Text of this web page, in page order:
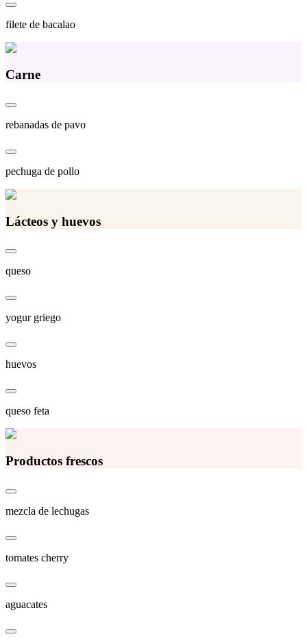
filete de bacalao
Carne
rebanadas de pavo
pechuga de pollo
Lácteos y huevos
queso
yogur griego
huevos
queso feta
Productos frescos
mezcla de lechugas
tomates cherry
aguacates